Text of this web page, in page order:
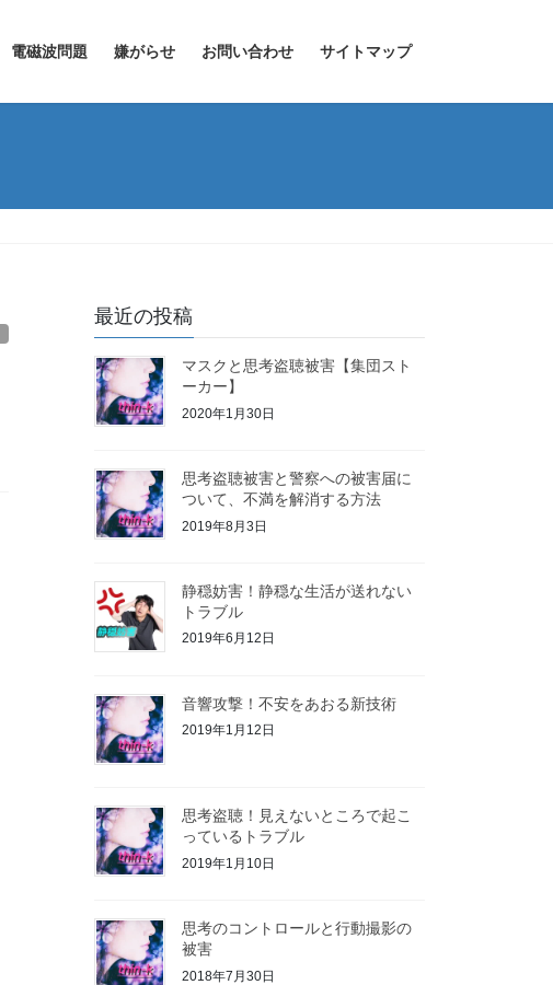
電磁波問題 嫌がらせ お問い合わせ サイトマップ
最近の投稿
マスクと思考盗聴被害【集団スト
ーカー】
2020年1月30日
思考盗聴被害と警察への被害届に
ついて、不満を解消する方法
2019年8月3日
静穏妨害！静穏な生活が送れない
トラブル
2019年6月12日
音響攻撃！不安をあおる新技術
2019年1月12日
思考盗聴！見えないところで起こ
っているトラブル
2019年1月10日
思考のコントロールと行動撮影の
被害
2018年7月30日